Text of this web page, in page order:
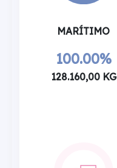
MARÍTIMO
100.00%
128.160,00 KG